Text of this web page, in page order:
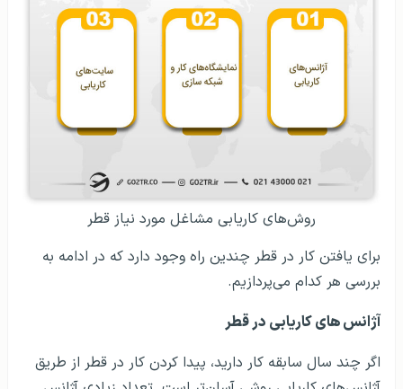
روش‌های کاریابی مشاغل مورد نیاز قطر
برای یافتن کار در قطر چندین راه وجود دارد که در ادامه به
بررسی هر کدام می‌پردازیم.
آژانس‌ های کاریابی در قطر
اگر چند سال سابقه کار دارید، پیدا کردن کار در قطر از طریق